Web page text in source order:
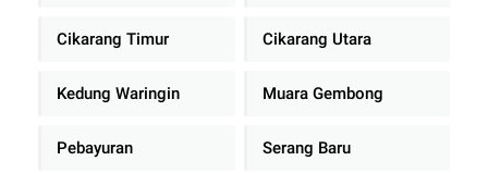
Cikarang Timur Cikarang Utara
Kedung Waringin Muara Gembong
Pebayuran Serang Baru